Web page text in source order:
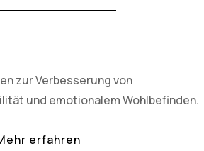
zur Verbesserung von
und emotionalem Wohlbefinden.
erfahren